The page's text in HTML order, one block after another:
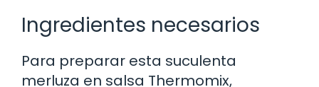
Ingredientes necesarios
Para preparar esta suculenta
merluza en salsa Thermomix,